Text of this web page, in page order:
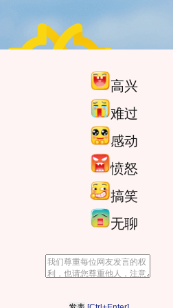
高兴
难过
感动
愤怒
搞笑
无聊